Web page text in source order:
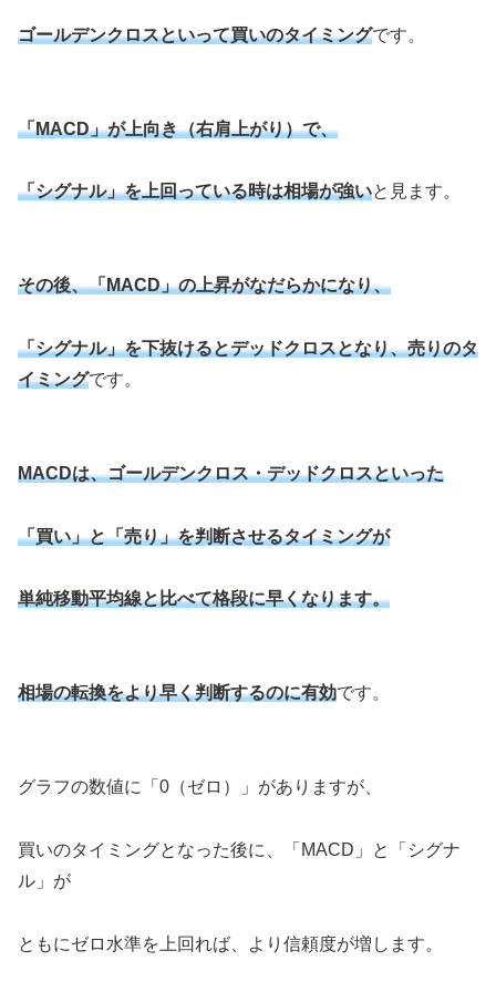
ゴールデンクロスといって買いのタイミングです。
「MACD」が上向き（右肩上がり）で、
「シグナル」を上回っている時は相場が強いと見ます。
その後、「MACD」の上昇がなだらかになり、
「シグナル」を下抜けるとデッドクロスとなり、売りのタ
イミングです。
MACDは、ゴールデンクロス・デッドクロスといった
「買い」と「売り」を判断させるタイミングが
単純移動平均線と比べて格段に早くなります。
相場の転換をより早く判断するのに有効です。
グラフの数値に「0（ゼロ）」がありますが、
買いのタイミングとなった後に、「MACD」と「シグナ
ル」が
ともにゼロ水準を上回れば、より信頼度が増します。